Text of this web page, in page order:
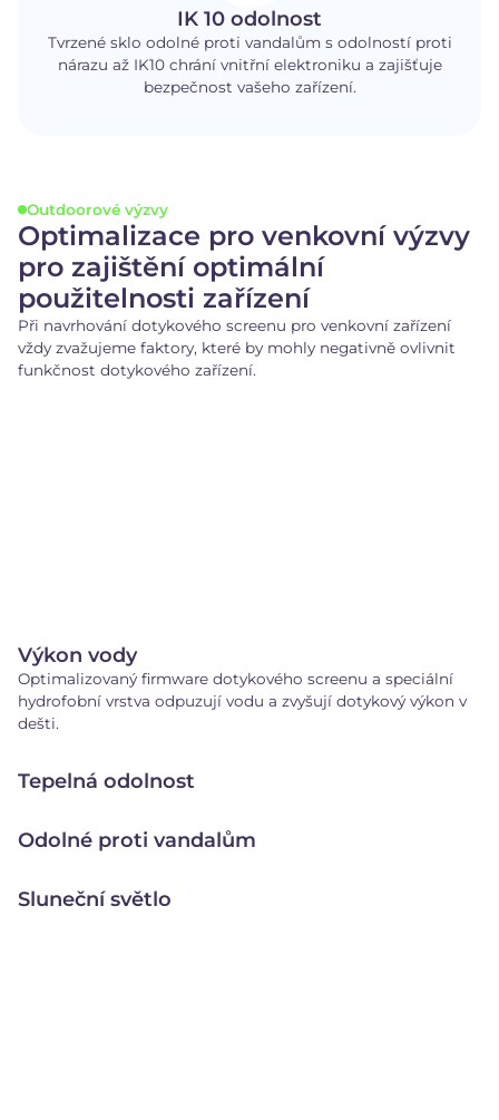
IK 10 odolnost
Tvrzené sklo odolné proti vandalům s odolností proti
nárazu až IK10 chrání vnitřní elektroniku a zajišťuje
bezpečnost vašeho zařízení.
Outdoorové výzvy
Optimalizace pro venkovní výzvy
pro zajištění optimální
použitelnosti zařízení
Při navrhování dotykového screenu pro venkovní zařízení
vždy zvažujeme faktory, které by mohly negativně ovlivnit
funkčnost dotykového zařízení.
Výkon vody
Optimalizovaný firmware dotykového screenu a speciální
hydrofobní vrstva odpuzují vodu a zvyšují dotykový výkon v
dešti.
Tepelná odolnost
Odolné proti vandalům
Sluneční světlo